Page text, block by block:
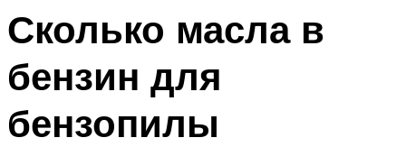
Сколько масла в
бензин для
бензопилы